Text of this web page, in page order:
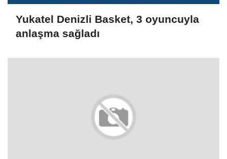
Yukatel Denizli Basket, 3 oyuncuyla
anlaşma sağladı